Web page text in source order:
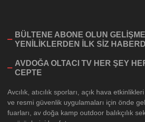
BÜLTENE ABONE OLUN
YENİLİKLERDEN İLK SİZ
AVDOĞA OLTACI TV HER ŞEY
CEPTE
Avcılık, atıcılık sporları, açık hava
ve resmi güvenlik uygulamaları için önde
fuarları, av doğa kamp outdoor balıkçılık